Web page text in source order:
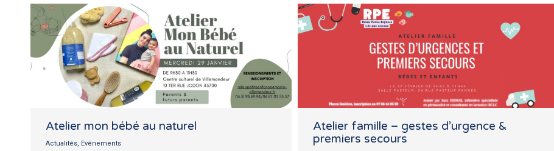
Atelier mon bébé au naturel
Actualités Evénements
Atelier famille – gestes d’urgence &
premiers secours